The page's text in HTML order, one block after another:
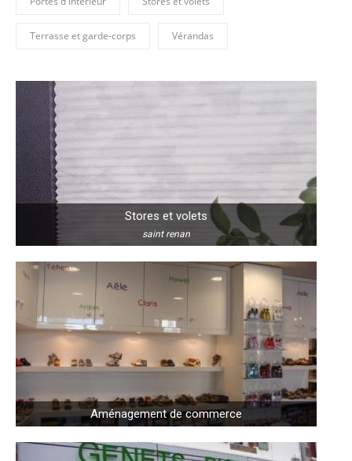
Terrasse et garde-corps Vérandas
Stores et volets
saint renan
Aménagement de commerce